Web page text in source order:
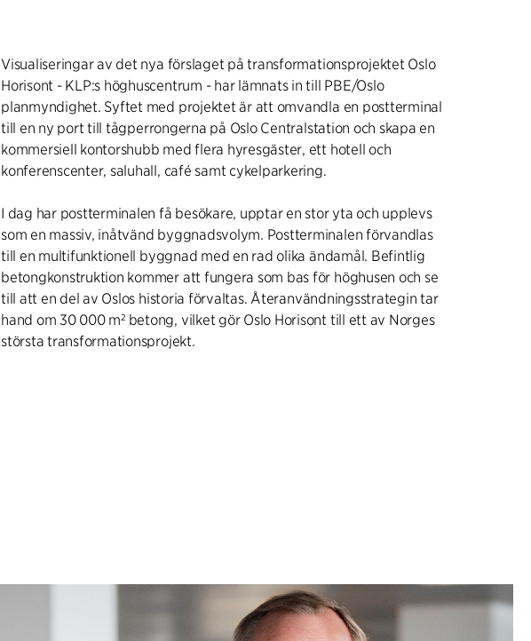
Visualiseringar av det nya förslaget på transformationsprojektet Oslo
Horisont - KLP:s höghuscentrum - har lämnats in till PBE/Oslo
planmyndighet. Syftet med projektet är att omvandla en postterminal
till en ny port till tågperrongerna på Oslo Centralstation och skapa en
kommersiell kontorshubb med flera hyresgäster, ett hotell och
konferenscenter, saluhall, café samt cykelparkering.
I dag har postterminalen få besökare, upptar en stor yta och upplevs
som en massiv, inåtvänd byggnadsvolym. Postterminalen förvandlas
till en multifunktionell byggnad med en rad olika ändamål. Befintlig
betongkonstruktion kommer att fungera som bas för höghusen och se
till att en del av Oslos historia förvaltas. Återanvändningsstrategin tar
hand om 30 000 m² betong, vilket gör Oslo Horisont till ett av Norges
största transformationsprojekt.